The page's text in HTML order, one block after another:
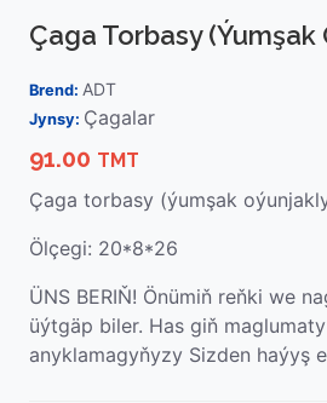
Çaga Torbasy (ýumşak
Brend: ADT
Jynsy: Çagalar
91.00 TMT
Çaga torbasy (ýumşak
Ölçegi: 20*8*26
ÜNS BERIŇ! Önümiň reňki we
üýtgäp biler. Has giň
anyklamagyňyzy Sizden haýyş